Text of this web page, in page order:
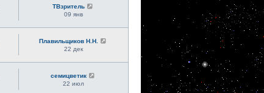
ТВзритель
09 янв
Плавильщиков Н.Н.
22 дек
семицветик
22 июл